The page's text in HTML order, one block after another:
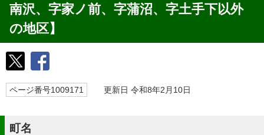
南沢、字家ノ前、字蒲沼、字土手下以外
の地区】
ページ番号1009171 更新日 令和8年2月10日
町名